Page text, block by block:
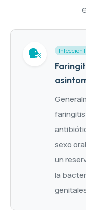
Infección
sexo
un
la